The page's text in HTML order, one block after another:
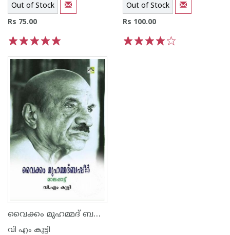
Out of Stock
Rs 75.00
Out of Stock
Rs 100.00
വൈക്കം മുഹമ്മദ് ബഷീര്‍ - മാലപ്പാട്ട്
വി എം കുട്ടി